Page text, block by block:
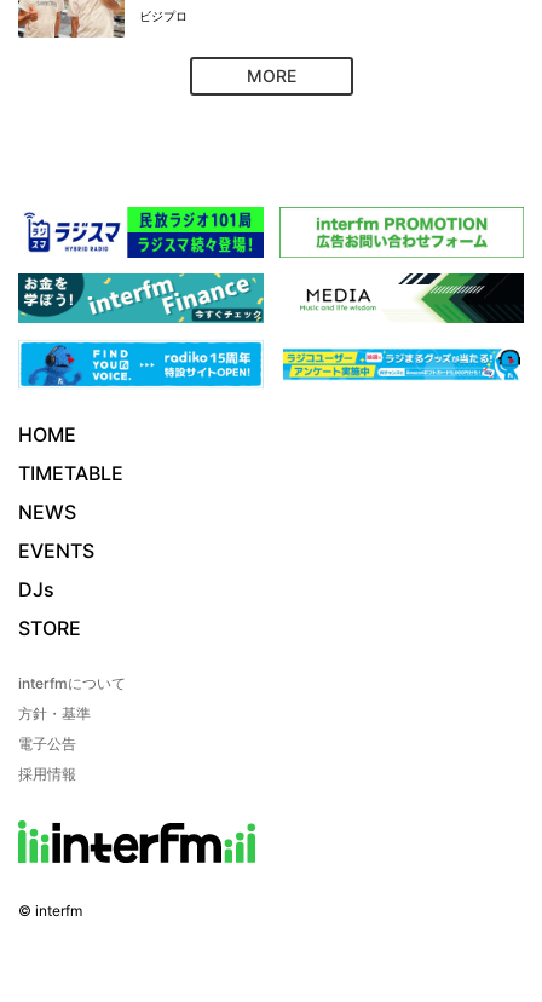
ビジプロ
MORE
HOME
TIMETABLE
NEWS
EVENTS
DJs
STORE
interfmについて
方針・基準
電子公告
採用情報
© interfm